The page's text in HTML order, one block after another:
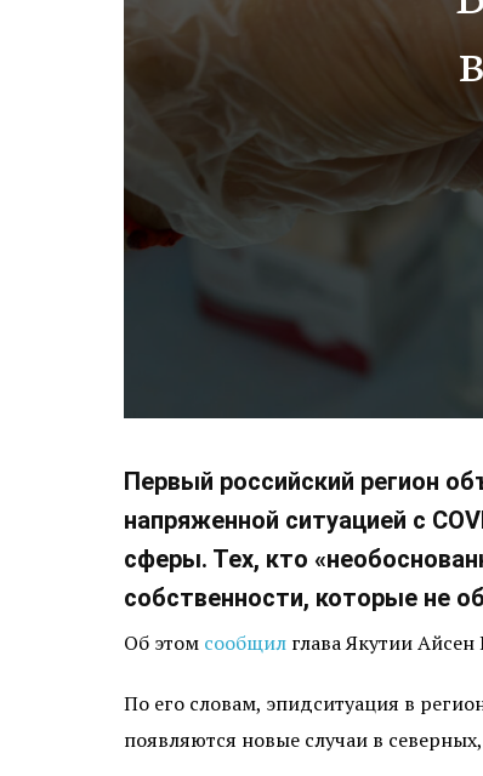
Первый российский регион
напряженной ситуацией с
сферы. Тех, кто
собственности, которые не
Об этом сообщил глава Якутии Айсен
По его словам, эпидситуация в
появляются новые случаи в